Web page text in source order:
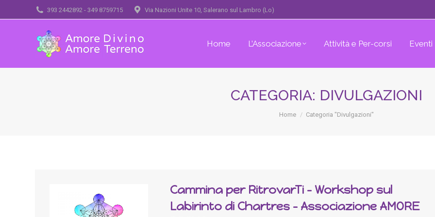
393 2442892 - 349 8759715 Via Nazioni Unite 10, Salerano sul Lambro (Lo)
Home L’Associazione Attività e Per-corsi Eventi
CATEGORIA: DIVULGAZIONI
You are here:
Home Categoria "Divulgazioni"
Cammina per RitrovarTi – Workshop sul
Labirinto di Chartres – Associazione AMORE